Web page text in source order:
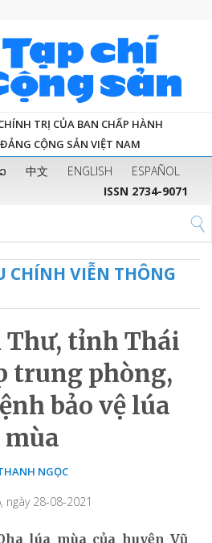
TRỊ CỦA BAN CHẤP HÀNH
CỘNG SẢN VIỆT NAM
中文 ENGLISH
ESPAÑOL
ISSN 2734-9071
CHÍNH VIỄN THÔNG
Thư, tỉnh Thái
trung phòng,
bảo vệ lúa
mùa
NGỌC
ngày 28-08-2021
lúa mùa của huyện Vũ